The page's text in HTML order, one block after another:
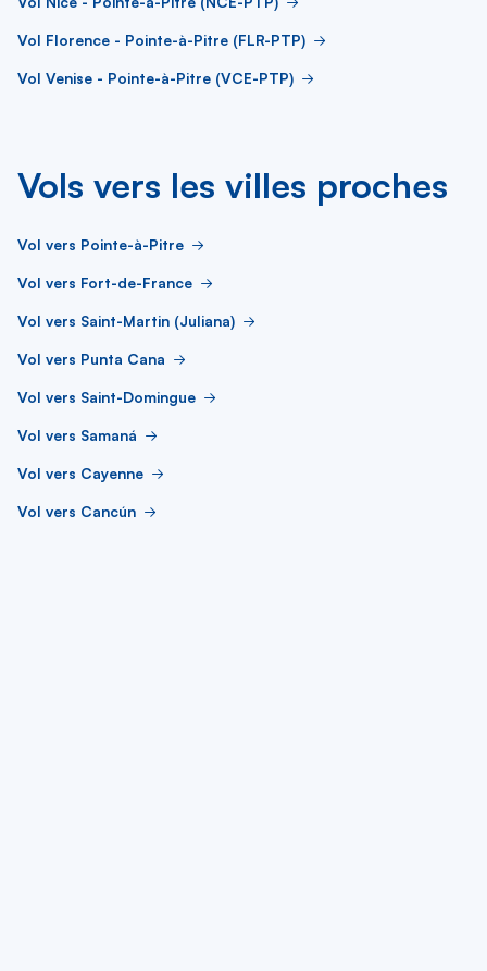
Vol Florence - Pointe-à-Pitre (FLR-PTP)
Vol Venise - Pointe-à-Pitre (VCE-PTP)
Vols vers les villes proches
Vol vers Pointe-à-Pitre
Vol vers Fort-de-France
Vol vers Saint-Martin (Juliana)
Vol vers Punta Cana
Vol vers Saint-Domingue
Vol vers Samaná
Vol vers Cayenne
Vol vers Cancún